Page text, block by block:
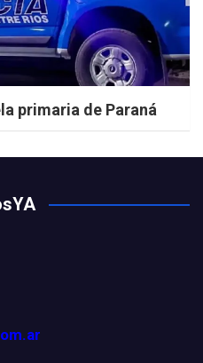
primaria de Paraná